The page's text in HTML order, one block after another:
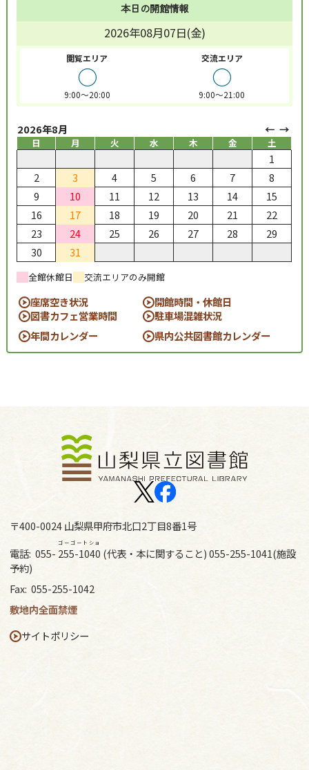
本日の開館情報
2026年08月07日(金)
閲覧エリア
○
9:00～20:00
交流エリア
○
9:00～21:00
2026年8月
日 月 火 水 木 金 土
1
2
3 4 5 6 7
8
9
10 11 12 13 14
15
16
17 18 19 20 21
22
23
24 25 26 27 28
29
30
31
全館休館日 交流エリアのみ開館
座席空き状況
開館時間・休館日
図書カフェ営業時間
駐車場混雑状況
年間カレンダー
県内公共図書館カレンダー
〒400-0024 山梨県甲府市北口2丁目8番1号
電話: 055- 255-1040
ゴーゴートショ
(代表・本に関すること) 055-255-1041(施設
予約)
Fax: 055-255-1042
敷地内全面禁煙
サイトポリシー